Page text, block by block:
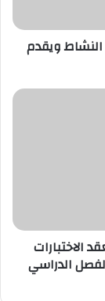
ويقدم
الاختبارات
الدراسي